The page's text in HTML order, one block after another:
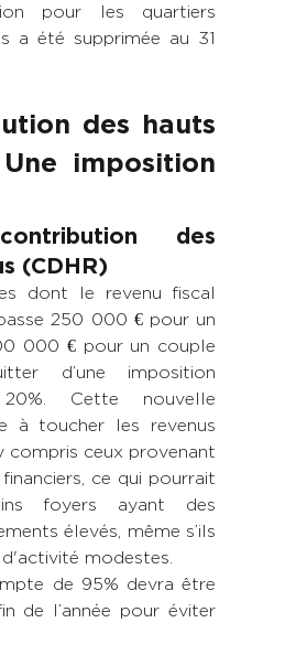
pour les quartiers
a été supprimée au 31
des hauts
imposition
des
(CDHR)
dont le revenu fiscal
250 000 € pour un
000 € pour un couple
d’une imposition
Cette nouvelle
à toucher les revenus
compris ceux provenant
ce qui pourrait
foyers ayant des
élevés, même s’ils
modestes.
de 95% devra être
de l’année pour éviter